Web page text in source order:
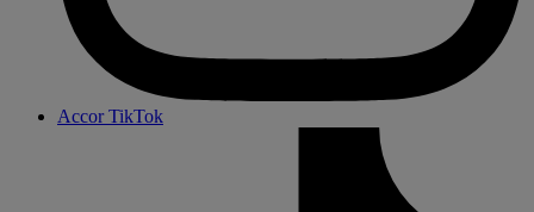
Accor TikTok